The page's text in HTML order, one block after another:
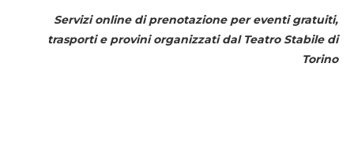
Servizi online di prenotazione per eventi gratuiti,
trasporti e provini organizzati dal Teatro Stabile di
Torino